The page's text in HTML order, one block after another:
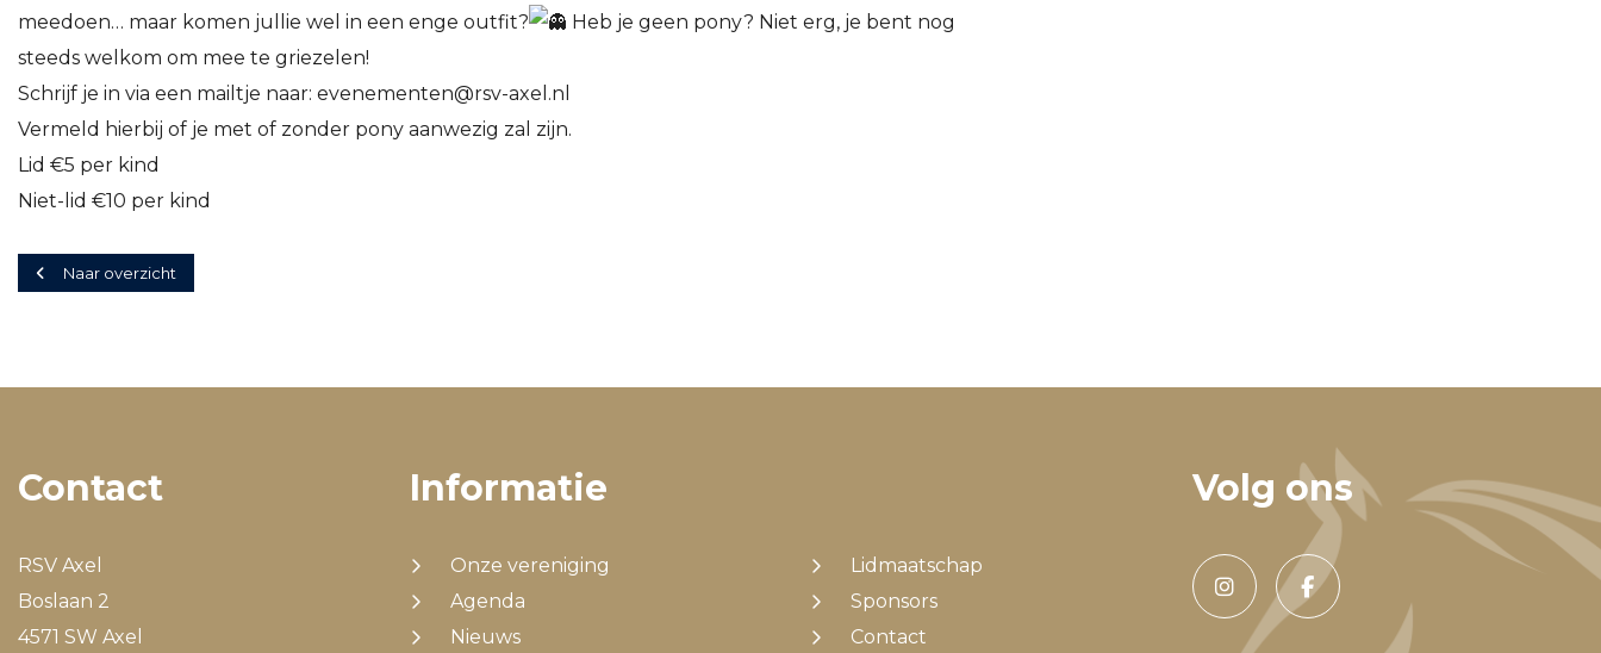
meedoen… maar komen jullie wel in een enge outfit?
Heb je geen pony? Niet erg, je bent nog
steeds welkom om mee te griezelen!
Schrijf je in via een mailtje naar: evenementen@rsv-axel.nl
Vermeld hierbij of je met of zonder pony aanwezig zal zijn.
Lid €5 per kind
Niet-lid €10 per kind
Naar overzicht
Contact
RSV Axel
Boslaan 2
4571 SW Axel
Informatie
Onze vereniging
Agenda
Nieuws
Lidmaatschap
Sponsors
Contact
Volg ons